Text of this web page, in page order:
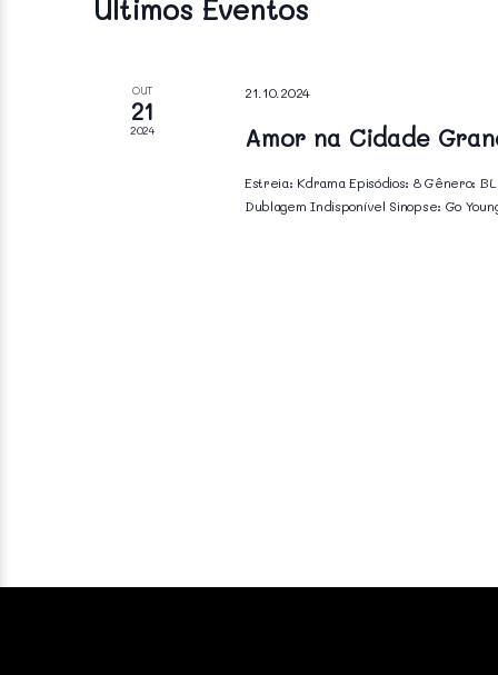
de
Eventos
Últimos Eventos
OUT
21
2024
21.10.2024
Amor na Cidade
Estreia: Kdrama Episódios: 8 Gênero:
Dublagem Indisponível Sinopse: Go